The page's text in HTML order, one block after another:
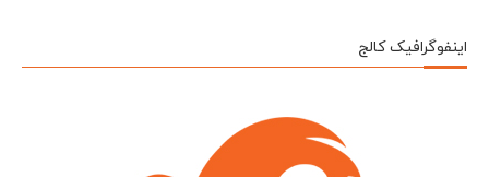
اینفوگرافیک کالج